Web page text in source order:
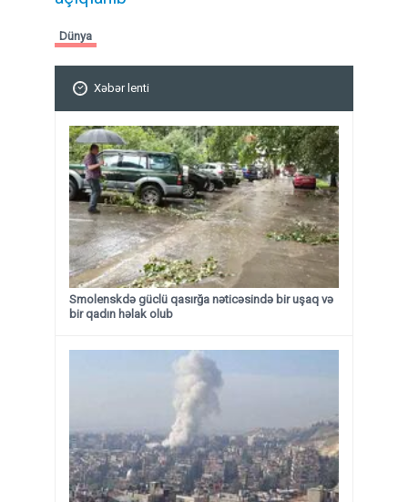
Dünya
Xəbər lenti
Smolenskdə güclü qasırğa nəticəsində bir uşaq və
bir qadın həlak olub